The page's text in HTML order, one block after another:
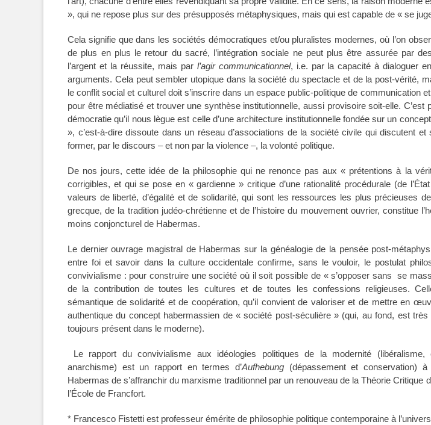
», qui ne repose plus sur des présupposés métaphysiques, mais qui est capable de « se
Cela signifie que dans les sociétés démocratiques et/ou pluralistes modernes, où l’on
de plus en plus le retour du sacré, l’intégration sociale ne peut plus être assurée par
l’argent et la réussite, mais par l’agir communicationnel, i.e. par la capacité à dialoguer
arguments. Cela peut sembler utopique dans la société du spectacle et de la post-vérité,
le conflit social et culturel doit s’inscrire dans un espace public-politique de communication
pour être médiatisé et trouver une synthèse institutionnelle, aussi provisoire soit-elle. C’est
démocratie qu’il nous lègue est celle d’une architecture institutionnelle fondée sur un
», c’est-à-dire dissoute dans un réseau d’associations de la société civile qui discutent et
former, par le discours – et non par la violence –, la volonté politique.
De nos jours, cette idée de la philosophie qui ne renonce pas aux « prétentions à la
corrigibles, et qui se pose en « gardienne » critique d’une rationalité procédurale (de
valeurs de liberté, d’égalité et de solidarité, qui sont les ressources les plus précieuses
grecque, de la tradition judéo-chrétienne et de l’histoire du mouvement ouvrier, constitue
moins conjoncturel de Habermas.
Le dernier ouvrage magistral de Habermas sur la généalogie de la pensée post-
entre foi et savoir dans la culture occidentale confirme, sans le vouloir, le postulat
convivialisme : pour construire une société où il soit possible de « s’opposer sans se
de la contribution de toutes les cultures et de toutes les confessions religieuses.
sémantique de solidarité et de coopération, qu’il convient de valoriser et de mettre en
authentique du concept habermassien de « société post-séculière » (qui, au fond, est
toujours présent dans le moderne).
Le rapport du convivialisme aux idéologies politiques de la modernité (libéralisme,
anarchisme) est un rapport en termes d’Aufhebung (dépassement et conservation)
Habermas de s’affranchir du marxisme traditionnel par un renouveau de la Théorie Critique
l’École de Francfort.
* Francesco Fistetti est professeur émérite de philosophie politique contemporaine à